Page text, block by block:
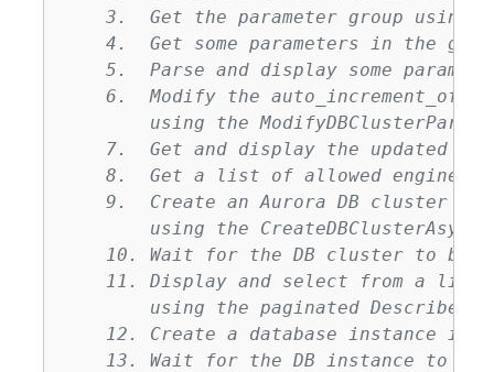
3.  Get the parameter group using
4.  Get some parameters in the
5.  Parse and display some
6.  Modify the
using the
7.  Get and display the updated
8.  Get a list of allowed engine
9.  Create an Aurora DB cluster
using the CreateDBClusterAsync
10. Wait for the DB cluster to be
11. Display and select from a
using the paginated
12. Create a database instance in
13. Wait for the DB instance to